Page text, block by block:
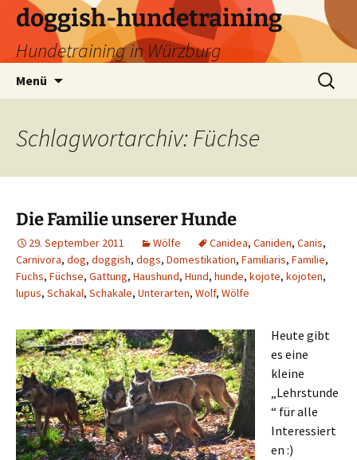
Zum
Inhalt
springen
doggish-hundetraining
Hundetraining in Würzburg
Menü
Suchen
nach:
Schlagwortarchiv: Füchse
Die Familie unserer Hunde
29. September 2011 Wölfe Canidea, Caniden, Canis,
Carnivora, dog, doggish, dogs, Domestikation, Familiaris, Familie,
Fuchs, Füchse, Gattung, Haushund, Hund, hunde, kojote, kojoten,
lupus, Schakal, Schakale, Unterarten, Wolf, Wölfe
Heute gibt
es eine
kleine
„Lehrstunde
“ für alle
Interessiert
en :)